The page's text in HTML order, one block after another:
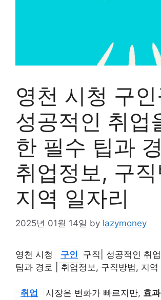
영천 시청 구인
성공적인 취업
한 필수 팁과 경
취업정보, 구
지역 일자리
2025년 01월 14일 by lazymoney
영천 시청 구인
구직| 성공적인 취
팁과 경로 | 취업정보, 구직방법, 지역
취업 시장은 변화가 빠르지만, 효